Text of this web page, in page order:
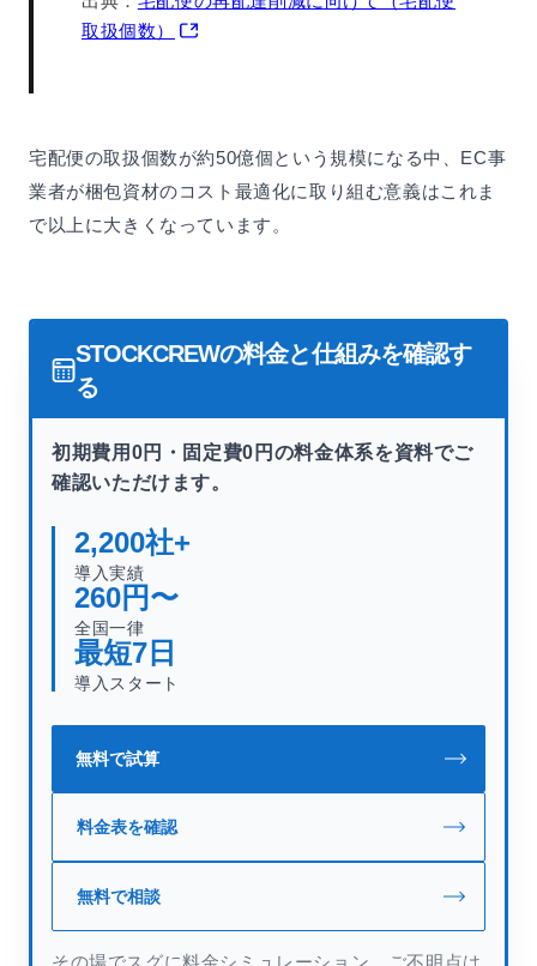
取扱個数）
宅配便の取扱個数が約50億個という規模になる中、EC事
業者が梱包資材のコスト最適化に取り組む意義はこれま
で以上に大きくなっています。
STOCKCREWの料金と仕組みを確認す
る
初期費用0円・固定費0円の料金体系を資料でご
確認いただけます。
2,200社+
導入実績
260円〜
全国一律
最短7 日
導入スタート
無料で試算
料金表を確認
無料で相談